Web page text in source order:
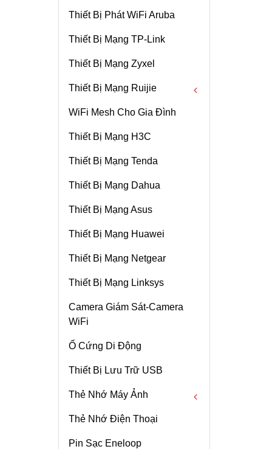
Ssd Skhynix
Quạt Tản Nhiệt CPU Laptop
Toshiba
Màn Hình Macbook
Portable Docking Station
Ổ Cứng SSD Macbook
Kính Cường Lực Surface
Pin Surface
Chuột Surface
Ổ Cứng Surface
Ubiquiti AmpliFi Mesh WiFi
Phụ Kiện Unifi
Ubiquiti AirFiber
Ubiquiti Fiber & SFPs
Ubiquiti GPON
Switch Unifi
Bộ Nguồn Unifi
Router Ubiquiti Unifi
Camera Unifi
Ubiquiti AirMAX
Ubiquiti Bundles
Ubiquiti Cable
MikroTik Cloud Core Router
MikroTik Antenna
Thiết Bị Phát WiFi Aruba
Thiết Bị Mạng TP-Link
Thiết Bị Mạng Zyxel
Thiết Bị Mạng Ruijie
Wifi Ruijie
Router Ruijie
Switch Ruijie
WiFi Mesh Cho Gia Đình
Thiết Bị Mạng H3C
Thiết Bị Mạng Tenda
Thiết Bị Mạng Dahua
Thiết Bị Mạng Asus
Thiết Bị Mạng Huawei
Thiết Bị Mạng Netgear
Thiết Bị Mạng Linksys
Camera Giám Sát-Camera
WiFi
Ổ Cứng Di Động
Thiết Bị Lưu Trữ USB
Thẻ Nhớ Máy Ảnh
Thẻ Nhớ CF
Thẻ Nhớ CFast
Thẻ Nhớ Điện Thoại
Pin Sạc Eneloop